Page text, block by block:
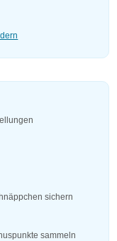
sichern
sammeln